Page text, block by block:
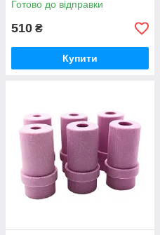
Готово до відправки
510 ₴
Купити